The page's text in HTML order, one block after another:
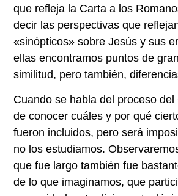
que refleja la Carta a los
decir las perspectivas que
«sinópticos» sobre Jesús y sus
ellas encontramos puntos de
similitud, pero también,
Cuando se habla del proceso
de conocer cuáles y por qué
fueron incluidos, pero será
no los estudiamos.
que fue largo también fue
de lo que imaginamos, que